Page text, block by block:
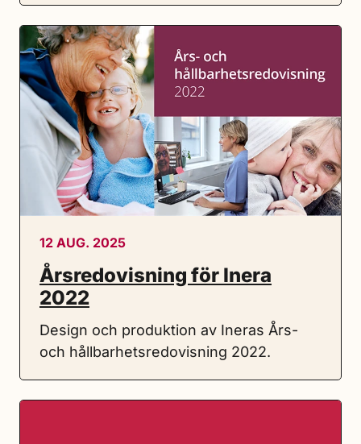
12 AUG. 2025
Årsredovisning för Inera
2022
Design och produktion av Ineras Års-
och hållbarhetsredovisning 2022.